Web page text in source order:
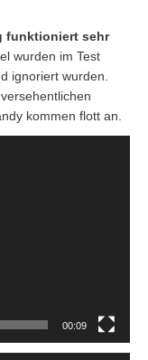
funktioniert sehr
wurden im Test
ignoriert wurden.
kommen flott an.
00:09